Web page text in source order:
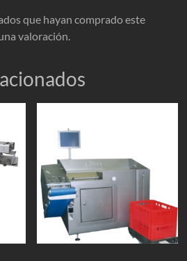
que hayan comprado este
valoración.